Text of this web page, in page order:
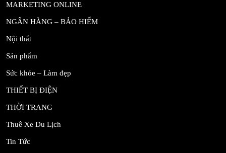
MARKETING ONLINE
NGÂN HÀNG – BẢO HIỂM
Nội thất
Sản phẩm
Sức khỏe – Làm đẹp
THIẾT BỊ ĐIỆN
THỜI TRANG
Thuê Xe Du Lịch
Tin Tức